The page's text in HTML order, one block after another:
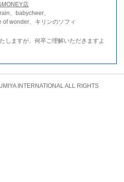
店
、babycheer、
wonder、キリンのソフィ
しますが、何卒ご理解いただきますよ